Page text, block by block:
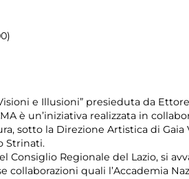
e Illusioni” presieduta da
è un’iniziativa realizzata in
sotto la Direzione Artistica di Gaia
Strinati.
Consiglio Regionale del Lazio, si
quali l’Accademia